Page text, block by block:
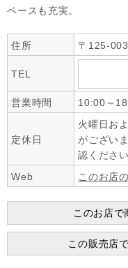
ペースも充実。
住所 〒125-
TEL
営業時間 10:00～
定休日
火曜日お
がござい
認ください
Web
このお店
このお店で
この販売店